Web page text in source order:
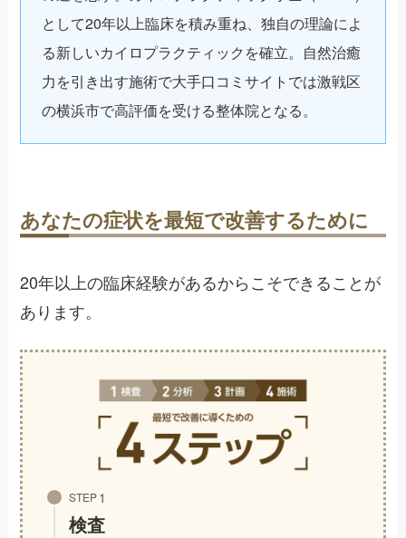
として20年以上臨床を積み重ね、独自の理論によ
る新しいカイロプラクティックを確立。自然治癒
力を引き出す施術で大手口コミサイトでは激戦区
の横浜市で高評価を受ける整体院となる。
あなたの症状を最短で改善するために
20年以上の臨床経験があるからこそできることが
あります。
STEP
検査